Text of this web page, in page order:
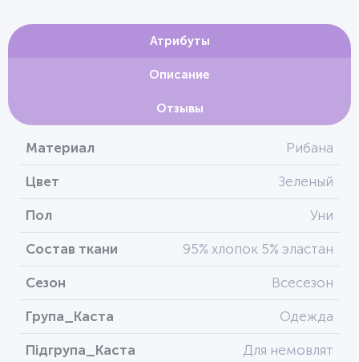
Атрибуты
Описание
Отзывы
Материал Рибана
Цвет Зеленый
Пол Уни
Состав ткани 95% хлопок 5% эластан
Сезон Всесезон
Група_Каста Одежда
Підгрупа_Каста Для немовлят